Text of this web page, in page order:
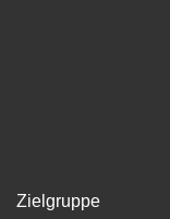
Zielgruppe